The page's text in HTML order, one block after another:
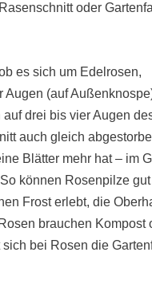
oder
es sich um Edelrosen,
Augen (auf
drei bis vier Augen
auch gleich
Blätter mehr hat – im
können Rosenpilze gut
Frost erlebt, die
brauchen Kompost
bei Rosen die